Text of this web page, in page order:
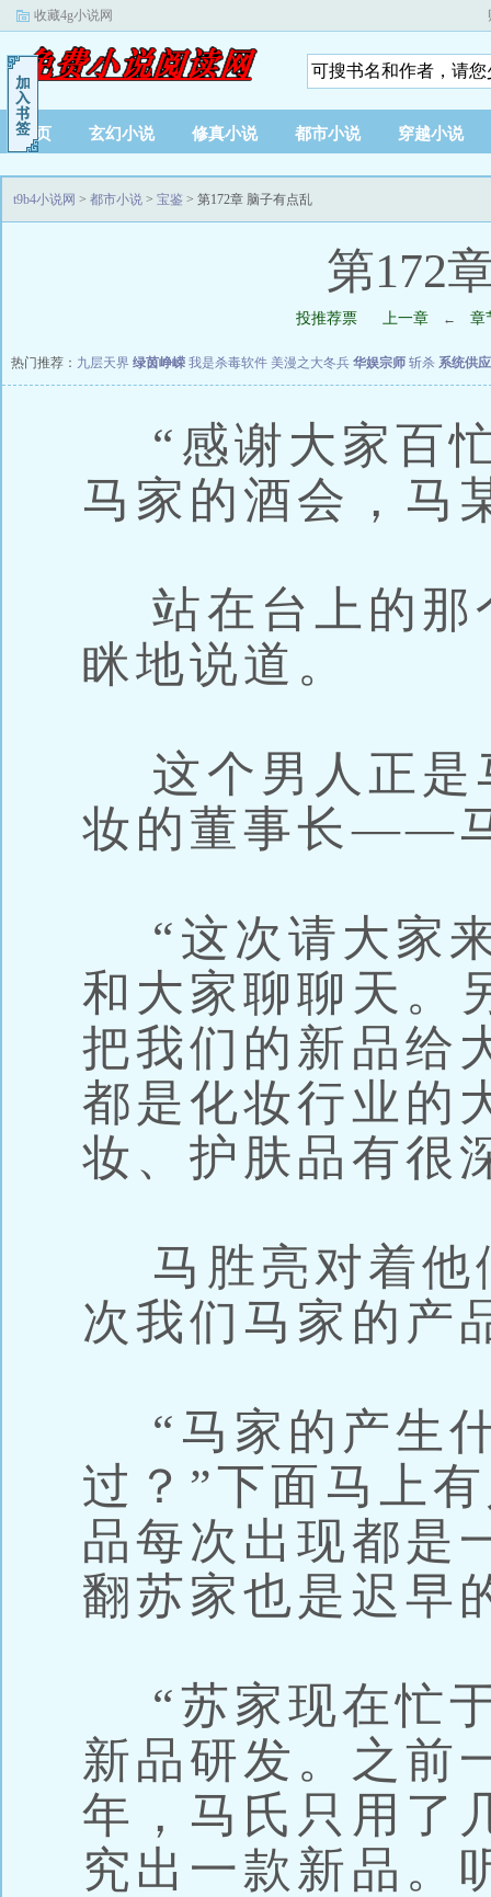
收藏4g小说网
首页 玄幻小说 修真小说 都市小说 穿越小说
t9b4小说网 > 都市小说 > 宝鉴 > 第172章 脑子有点乱
第172
投推荐票 上一章 ← 章
热门推荐： 九层天界 绿茵峥嵘 我是杀毒软件 美漫之大冬兵 华娱宗师 斩杀 系统供
“感谢大家百
马家的酒会，马
站在台上的那
眯地说道。
这个男人正是
妆的董事长——
“这次请大家
和大家聊聊天。
把我们的新品给
都是化妆行业的
妆、护肤品有很
马胜亮对着他
次我们马家的产
“马家的产生
过？”下面马上
品每次出现都是
翻苏家也是迟早
“苏家现在忙
新品研发。之前
年，马氏只用了
究出一款新品。